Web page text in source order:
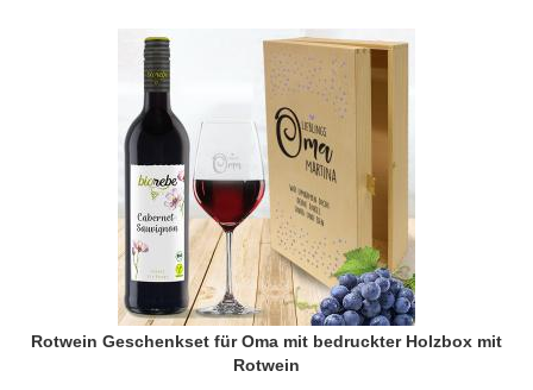
Rotwein Geschenkset für Oma mit bedruckter Holzbox mit
Rotwein